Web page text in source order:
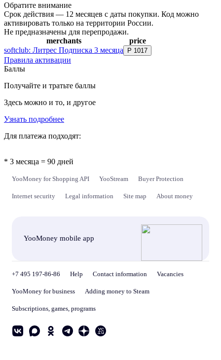
Обратите внимание
Срок действия — 12 месяцев с даты покупки. Код можно
активировать только на территории России.
Не предназначены для перепродажи.
merchants
price
softclub: Литрес Подписка 3 месяца
Р 1017
Правила активации
Баллы
Получайте и тратьте баллы
Здесь можно и то, и другое
Узнать подробнее
Для платежа подходят:
* 3 месяца = 90 дней
YooMoney for Shopping API YooStream Buyer Protection
Internet security Legal information Site map About money
YooMoney mobile app
+7 495 197-86-86 Help Contact information Vacancies
YooMoney for business Adding money to Steam
Subscriptions, games, programs